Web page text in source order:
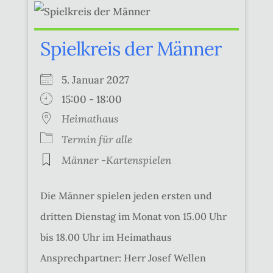
Spielkreis der Männer
5. Januar 2027
15:00 - 18:00
Heimathaus
Termin für alle
Männer -Kartenspielen
Die Männer spielen jeden ersten und
dritten Dienstag im Monat von 15.00 Uhr
bis 18.00 Uhr im Heimathaus
Ansprechpartner: Herr Josef Wellen